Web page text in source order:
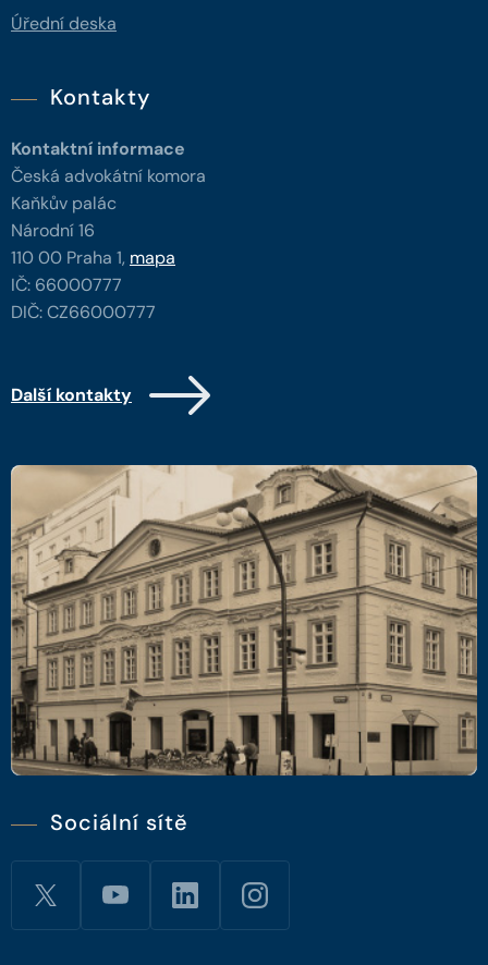
Úřední deska
Kontakty
Kontaktní informace
Česká advokátní komora
Kaňkův palác
Národní 16
110 00 Praha 1, mapa
IČ: 66000777
DIČ: CZ66000777
Další kontakty
Sociální sítě